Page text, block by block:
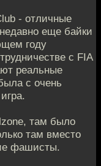
- отличные
еще байки
году
с FIA
реальные
с очень
там было
там вместо
фашисты.